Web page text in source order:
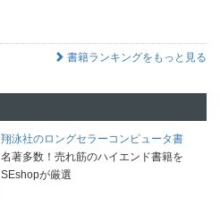
書籍ランキングをもっと見る
翔泳社のロングセラーコンピュータ書
名著多数！売れ筋のハイエンド書籍を
SEshopが厳選